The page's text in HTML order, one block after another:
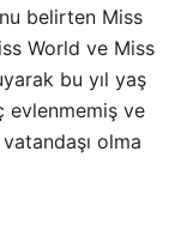
belirten Miss
World ve Miss
bu yıl yaş
evlenmemiş ve
olma